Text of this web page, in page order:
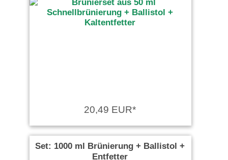
20,49 EUR*
Set: 1000 ml Brünierung + Ballistol +
Entfetter